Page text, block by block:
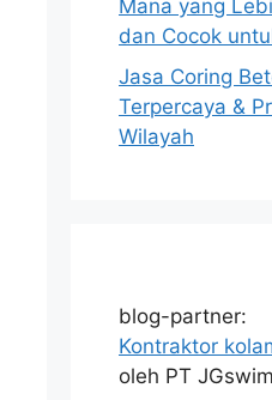
Mana yang
dan Cocok
Jasa Coring
Terpercaya &
Wilayah
blog-partner:
Kontraktor
oleh PT